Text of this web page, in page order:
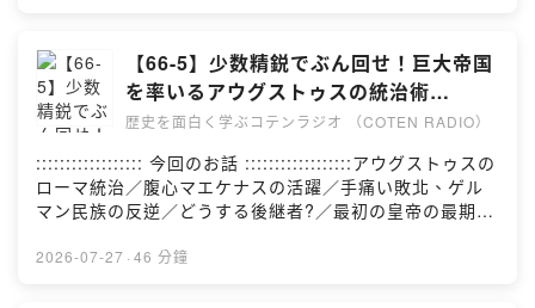
YouTubeサムネイル：⁠⁠⁠⁠⁠⁠やましょー⁠⁠⁠⁠⁠⁠- YouTubeアニメー
ション（ドット絵）：⁠⁠⁠⁠⁠⁠庭月野議啓⁠⁠⁠⁠⁠⁠- Podcastサムネイ
ル：⁠⁠⁠⁠⁠⁠高野菜々子⁠⁠⁠⁠⁠⁠- 制作管理：⁠⁠⁠⁠⁠⁠内山千咲⁠⁠⁠⁠⁠⁠::::::::::::::
COTENについて ::::::::::::::公式サイ
Twitter）：⁠⁠⁠⁠⁠⁠@CotenInc⁠⁠⁠⁠⁠⁠ 採用情報：⁠⁠⁠⁠⁠⁠こちら⁠⁠⁠⁠⁠⁠::::: ご意
見・ご感想・お問い合わせはこちらから :::::ご感想・ご
意見・お問い合わせは、お気軽にチャットでお送りくだ
ースなど、COTENの活動はCOTEN CREWのみなさんの
応援によって成り立っています。 月額サポートで、いっ
しょに人文知を社会に活かす仲間になりませんか？▶︎
⁠⁠⁠⁠⁠⁠COTEN CREWに参加する⁠⁠⁠⁠⁠⁠:::::::::::::::::: クレジット
::::::::::::::::::- 出演：深井龍之介／⁠⁠⁠⁠⁠⁠楊睿之⁠⁠⁠⁠⁠⁠／⁠⁠⁠⁠⁠⁠樋口聖典⁠⁠⁠⁠⁠⁠-
台本制作：深井龍之介／⁠⁠⁠⁠⁠⁠楊睿之⁠⁠⁠⁠⁠⁠／西谷剛史／橋本雅也-
書籍提供：⁠⁠⁠⁠⁠⁠株式会社バリューブックス⁠⁠⁠⁠⁠⁠- 収録スタジ
オ：⁠⁠⁠⁠⁠⁠ACRO.POLIS⁠⁠⁠⁠⁠⁠- 録音エンジニア：山口裕大- 音声編
集：⁠⁠⁠⁠⁠⁠株式会社FUBI⁠⁠⁠⁠⁠⁠- タイトル作成：⁠⁠⁠⁠⁠⁠政光真吾⁠⁠⁠⁠⁠⁠-
【66-5】少数精鋭でぶん回せ！巨大帝国
を率いるアウグストゥスの統治術
【COTEN RADIO 帝政ローマ編5】
歴史を面白く学ぶコテンラジオ （COTEN RADIO）
:::::::::::::::::: 今回のお話 ::::::::::::::::::アウグストゥスの
ローマ統治／腹心マエケナスの活躍／手痛い敗北、ゲル
マン民族の反逆／どうする後継者?／最初の皇帝の最期※
す。:::::::::::::::::: 参考文献 ::::::::::::::::::参考文献
2026-07-27 · 46 分鐘